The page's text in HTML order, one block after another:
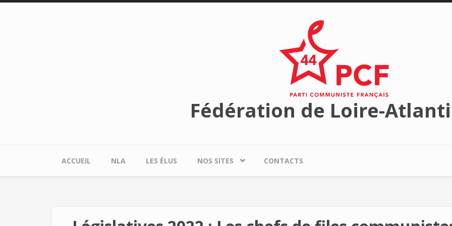
Aller au contenu principal
Fédération de Loire-
ACCUEIL NLA LES ÉLUS NOS SITES CONTACTS